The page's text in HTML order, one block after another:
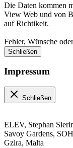
Die Daten kommen
View Web und von
auf Richtikeit.
Fehler, Wünsche
Schließen
Impressum
Schließen
ELEV, Stephan
Savoy Gardens,
Gzira, Malta